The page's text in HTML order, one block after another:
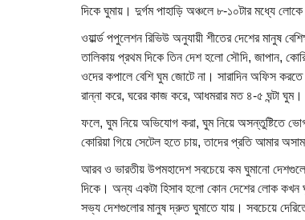
দিকে ঘুমায়। দুর্গম পাহাড়ি অঞ্চলে ৮-১০টার মধ্যে লোকে
ওয়ার্ল্ড পপুলেশন রিভিউ অনুযায়ী শীতের দেশের মানুষ
তালিকায় প্রথম দিকে তিন দেশ হলো সৌদি, জাপান,
ওদের কপালে বেশি ঘুম জোটে না। সারাদিন অফিস
রান্না করে, ঘরের কাজ করে, আধমরার মত ৪-৫ ঘন্টা ঘুম।
ফলে, ঘুম নিয়ে অভিযোগ করা, ঘুম নিয়ে অসন্তুষ্টিতে
কোরিয়া গিয়ে সেটেল হতে চায়, তাদের প্রতি আমার
আরব ও ভারতীয় উপমহাদেশ সবচেয়ে কম ঘুমানো
দিকে। অন্য একটা হিসাব হলো কোন দেশের লোক কখন
সভ্য দেশগুলোর মানুষ দ্রুত ঘুমাতে যায়। সবচেয়ে